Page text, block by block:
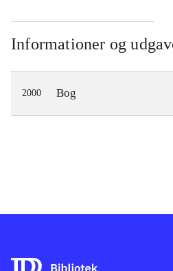
Informationer og
2000 Bog